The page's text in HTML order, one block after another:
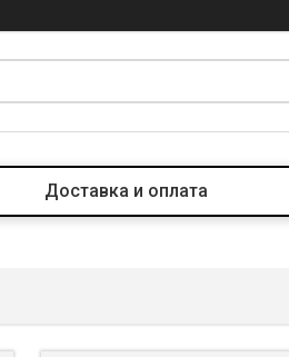
Доставка и оплата